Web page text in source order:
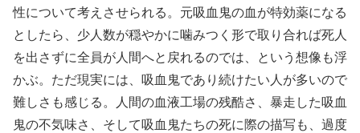
性について考えさせられる。元吸血鬼の血が特効薬になる
としたら、少人数が穏やかに噛みつく形で取り合れば死人
を出さずに全員が人間へと戻れるのでは、という想像も浮
かぶ。ただ現実には、吸血鬼であり続けたい人が多いので
難しさも感じる。人間の血液工場の残酷さ、暴走した吸血
鬼の不気味さ、そして吸血鬼たちの死に際の描写も、過度